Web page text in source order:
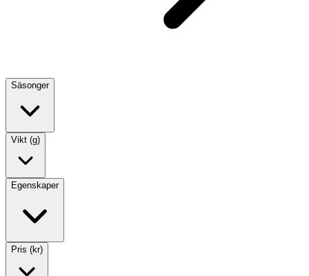
Säsonger
Vikt (g)
Egenskaper
Pris (kr)